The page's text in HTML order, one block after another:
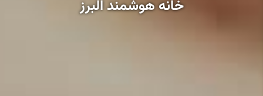
خانه هوشمند البرز